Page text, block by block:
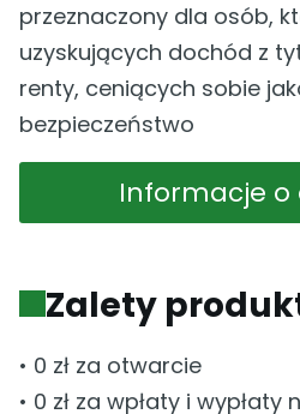
przeznaczony dla osób,
uzyskujących dochód z
renty, ceniących sobie
bezpieczeństwo
Informacje o
Zalety
• 0 zł za otwarcie
• 0 zł za wpłaty i wypłaty